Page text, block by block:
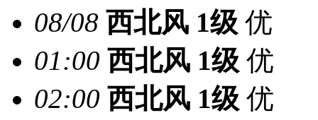
08/08 西北风 1级 优
01:00 西北风 1级 优
02:00 西北风 1级 优